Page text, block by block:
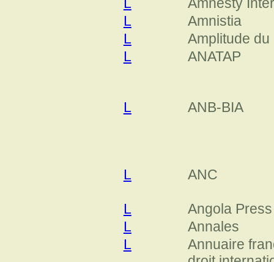
L
Amnesty
L
Amnistia
L
Amplitude du
L
ANATAP
L ANB-BIA
L ANC
L
Angola Press
L
Annales
L
Annuaire